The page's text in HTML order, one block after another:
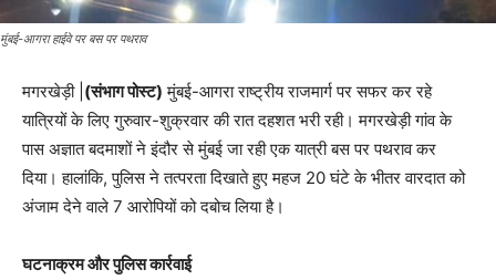
मुंबई-आगरा हाईवे पर बस पर पथराव
मगरखेड़ी | (संभाग पोस्ट) मुंबई-आगरा राष्ट्रीय राजमार्ग पर सफर कर रहे
यात्रियों के लिए गुरुवार-शुक्रवार की रात दहशत भरी रही। मगरखेड़ी गांव के
पास अज्ञात बदमाशों ने इंदौर से मुंबई जा रही एक यात्री बस पर पथराव कर
दिया। हालांकि, पुलिस ने तत्परता दिखाते हुए महज 20 घंटे के भीतर वारदात को
अंजाम देने वाले 7 आरोपियों को दबोच लिया है।
घटनाक्रम और पुलिस कार्रवाई